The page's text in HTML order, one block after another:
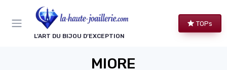
L’ART DU BIJOU D’EXCEPTION
TOPs
MIORE
Panneau de gestion des cookies